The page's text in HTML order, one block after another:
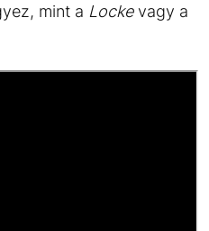
mint a Lockevagy a